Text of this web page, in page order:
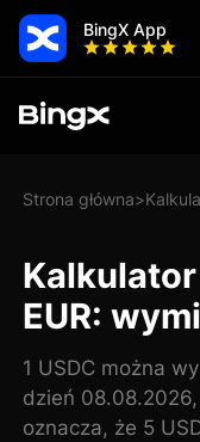
BingX App
Strona główna>
EUR:
1 USDC można
dzień
oznacza, że 5